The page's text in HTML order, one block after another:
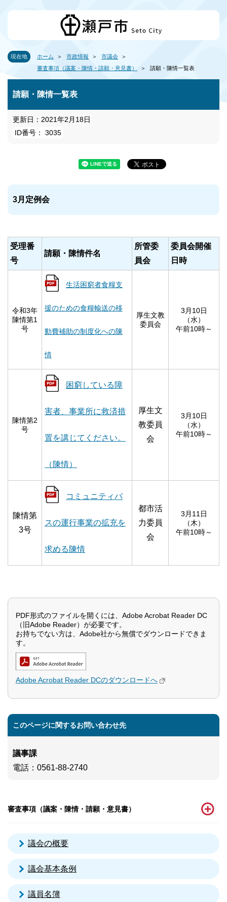
現在地 ホーム 市政情報
市議会
審査事項（議案・陳情・請願・意見書）
請願・陳情一覧表
請願・陳情一覧表
更新日：2021年2月18日
ID番号： 3035
3月定例会
受理番
号
請願・陳情件名
所管委
員会
委員会開催
日時
令和3年
陳情第1
号
生活困窮者食糧支
援のための食糧輸送の移
動費補助の制度化への陳
情
厚生文教
委員会
3月10日
（水）
午前10時～
陳情第2
号
困窮している障
害者、事業所に救済措
置を講じてください。
（陳情）
厚生文
教委員
会
3月10日
（水）
午前10時～
陳情第
3号
コミュニティバ
スの運行事業の拡充を
求める陳情
都市活
力委員
会
3月11日
（木）
午前10時～
PDF形式のファイルを開くには、Adobe Acrobat Reader DC
（旧Adobe Reader）が必要です。
お持ちでない方は、Adobe社から無償でダウンロードできま
す。
Adobe Acrobat Reader DCのダウンロードへ
このページに関するお問い合わせ先
議事課
電話 ：0561-88-2740
審査事項（議案・陳情・請願・意見書）
議会の概要
議会基本条例
議員名簿